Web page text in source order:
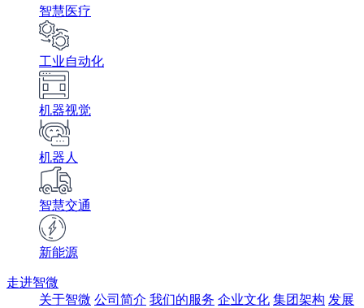
智慧医疗
工业自动化
机器视觉
机器人
智慧交通
新能源
走进智微
关于智微 公司简介 我们的服务 企业文化 集团架构 发展